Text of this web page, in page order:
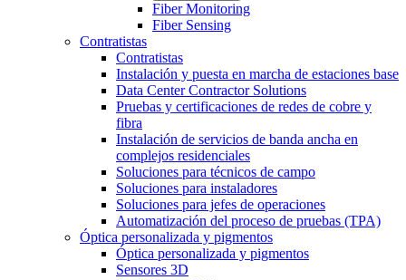
Fiber Monitoring
Fiber Sensing
Contratistas
Contratistas
Instalación y puesta en marcha de estaciones base
Data Center Contractor Solutions
Pruebas y certificaciones de redes de cobre y
fibra
Instalación de servicios de banda ancha en
complejos residenciales
Soluciones para técnicos de campo
Soluciones para instaladores
Soluciones para jefes de operaciones
Automatización del proceso de pruebas (TPA)
Óptica personalizada y pigmentos
Óptica personalizada y pigmentos
Sensores 3D